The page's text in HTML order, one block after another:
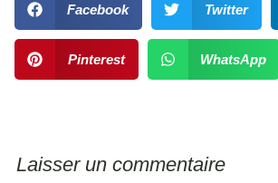
Facebook Twitter
Pinterest WhatsApp
Laisser un commentaire